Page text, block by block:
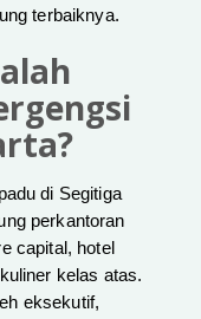
terbaiknya.
di Segitiga
perkantoran
capital, hotel
kelas atas.
eksekutif,